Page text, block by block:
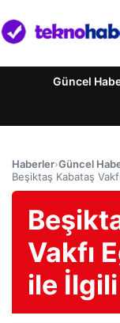
Güncel
Haberler›Güncel
Beşiktaş Kabataş
Vakfı
ile